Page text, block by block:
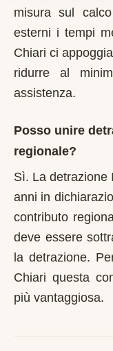
misura sul
esterni i tempi
Chiari ci
ridurre al
assistenza.
Posso unire
regionale?
Sì. La detrazione
anni in
contributo
deve essere
la detrazione.
Chiari questa
più vantaggiosa.